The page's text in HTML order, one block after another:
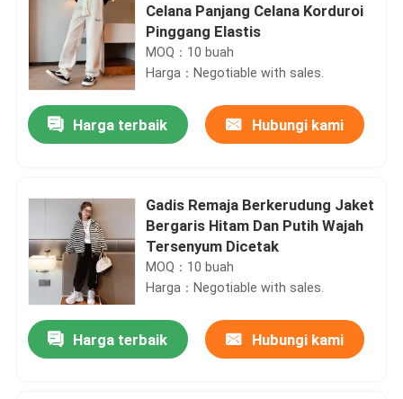
Celana Panjang Celana Korduroi
Pinggang Elastis
MOQ：10 buah
Harga：Negotiable with sales.
Harga terbaik Hubungi kami
Gadis Remaja Berkerudung Jaket
Bergaris Hitam Dan Putih Wajah
Tersenyum Dicetak
MOQ：10 buah
Harga：Negotiable with sales.
Harga terbaik Hubungi kami